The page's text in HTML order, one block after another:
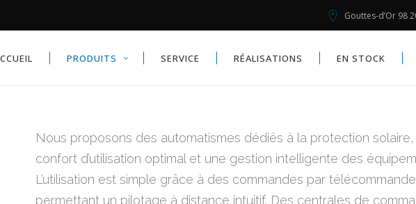
Gouttes-d’Or 98
PRODUITS
TOILES
TOILE À DESCENTE
STORES INTÉRIEURS ET RIDEAUX
SERVICE RÉALISATIONS EN STOCK
TOILES
LATÉRAUX
CORBEILLES
Nous proposons des automatismes dédiés à la protection
confort d’utilisation optimal et une gestion intelligente des
L’utilisation est simple grâce à des commandes par
permettant un pilotage à distance intuitif. Des centrales de